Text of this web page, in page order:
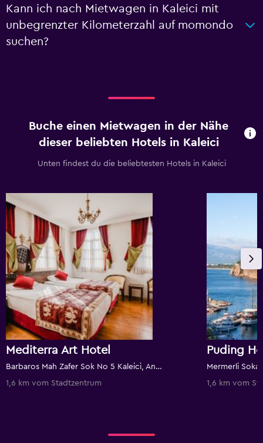
Kann ich nach Mietwagen in Kaleici mit
unbegrenzter Kilometerzahl auf momondo
suchen?
Buche einen Mietwagen in der Nähe
dieser beliebten Hotels in Kaleici
Unten findest du die beliebtesten Hotels in Kaleici
Mediterra Art Hotel
Barbaros Mah Zafer Sok No 5 Kaleici, Antalya, Türkei
1,6 km vom Stadtzentrum
Puding
Mermerli
1,6 km vom